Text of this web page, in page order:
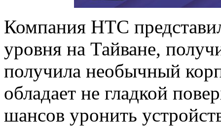
Компания HTC
уровня на Тайване,
получила необычный
обладает не гладкой
шансов уронить